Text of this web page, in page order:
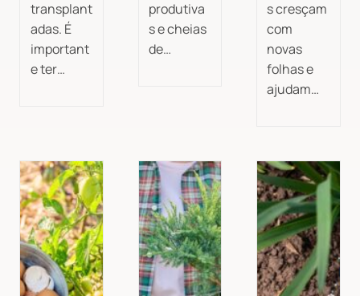
transplant
adas. É
important
e ter…
produtiva
s e cheias
de…
s cresçam
com
novas
folhas e
ajudam…